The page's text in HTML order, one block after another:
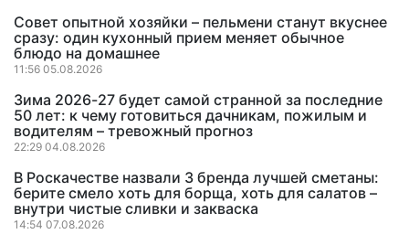
Совет опытной хозяйки – пельмени станут вкуснее
сразу: один кухонный прием меняет обычное
блюдо на домашнее
11:56 05.08.2026
Зима 2026-27 будет самой странной за последние
50 лет: к чему готовиться дачникам, пожилым и
водителям – тревожный прогноз
22:29 04.08.2026
В Роскачестве назвали 3 бренда лучшей сметаны:
берите смело хоть для борща, хоть для салатов –
внутри чистые сливки и закваска
14:54 07.08.2026